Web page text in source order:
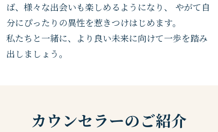
ば、様々な出会いも楽しめるようになり、 やがて自
分にぴったりの異性を惹きつけはじめます。
私たちと一緒に、より良い未来に向けて一歩を踏み
出しましょう。
カウンセラーのご紹介